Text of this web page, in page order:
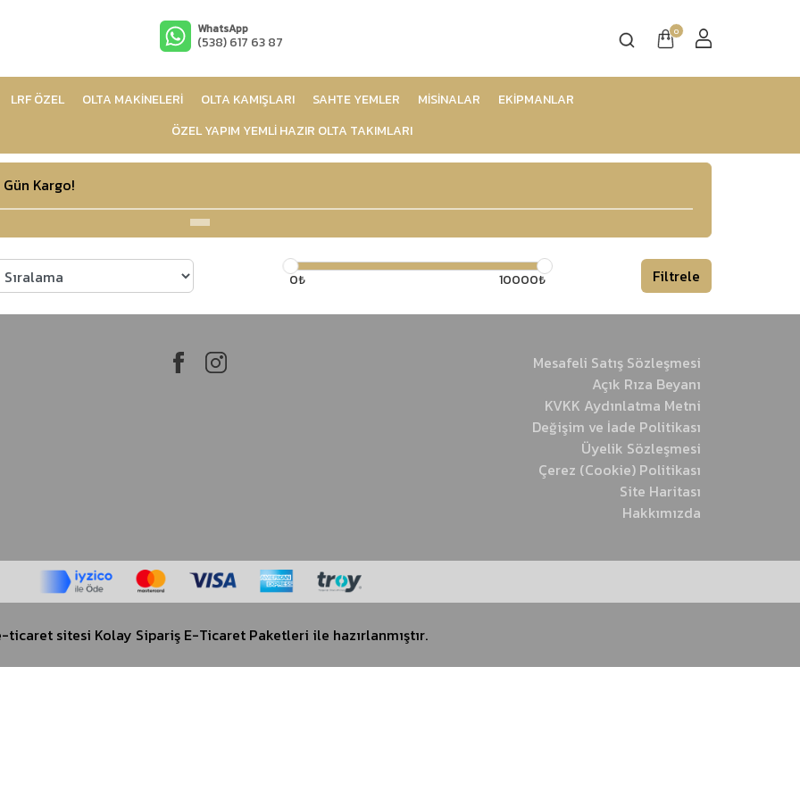
WhatsApp
(538) 617 63 87
0
LRF ÖZEL OLTA MAKİNELERİ OLTA KAMIŞLARI SAHTE YEMLER MİSİNALAR
EKİPMANLAR
ÖZEL YAPIM YEMLİ HAZIR OLTA TAKIMLARI
Kargo!
0₺ 10000₺ Filtrele
Mesafeli Satış Sözleşmesi
Açık Rıza Beyanı
KVKK Aydınlatma Metni
Değişim ve İade Politikası
Üyelik Sözleşmesi
Çerez (Cookie) Politikası
Site Haritası
Hakkımızda
ticaret sitesi Kolay Sipariş E-Ticaret Paketleri ile hazırlanmıştır.